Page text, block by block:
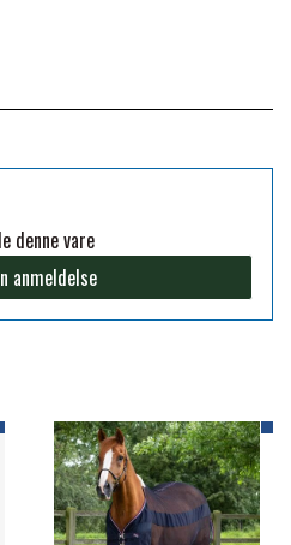
KØLETERAPI
RYTTER
EQUESTIAN
NAF
denne vare
anmeldelse